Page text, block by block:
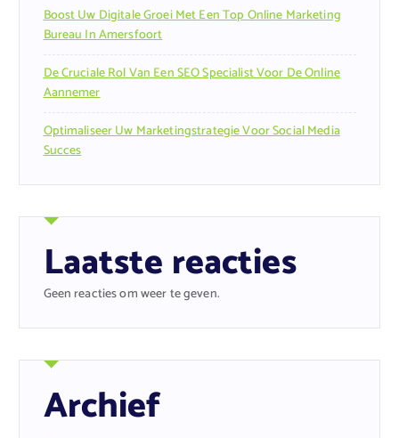
Boost Uw Digitale Groei Met Een Top Online Marketing
Bureau In Amersfoort
De Cruciale Rol Van Een SEO Specialist Voor De Online
Aannemer
Optimaliseer Uw Marketingstrategie Voor Social Media
Succes
Laatste reacties
Geen reacties om weer te geven.
Archief